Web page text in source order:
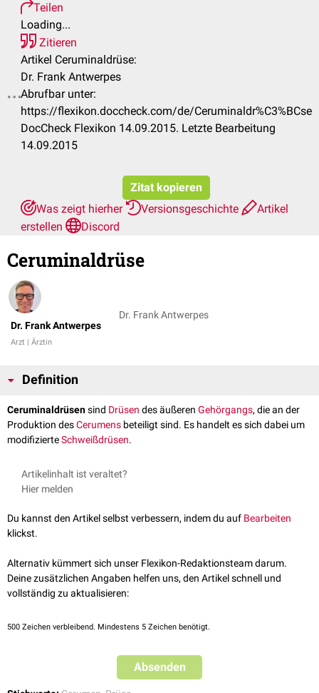
Teilen
Loading...
Zitieren
Artikel Ceruminaldrüse:
Dr. Frank Antwerpes
Abrufbar unter:
https://flexikon.doccheck.com/de/Ceruminaldr%C3%BCse
DocCheck Flexikon 14.09.2015. Letzte Bearbeitung
14.09.2015
Zitat kopieren
Was zeigt hierher
Versionsgeschichte
Artikel
erstellen
Discord
Ceruminaldrüse
Dr. Frank Antwerpes
Arzt | Ärztin
Dr. Frank Antwerpes
Definition
Ceruminaldrüsensind Drüsen des äußeren Gehörgangs, die an der
Produktion desCerumens beteiligt sind. Es handelt es sich dabei um
modifizierteSchweißdrüsen.
Artikelinhalt ist veraltet?
Hier melden
Du kannst den Artikel selbst verbessern, indem du auf Bearbeiten
klickst.
Alternativ kümmert sich unser Flexikon-Redaktionsteam darum.
Deine zusätzlichen Angaben helfen uns, den Artikel schnell und
vollständig zu aktualisieren:
500 Zeichen verbleibend. Mindestens 5 Zeichen benötigt.
Absenden